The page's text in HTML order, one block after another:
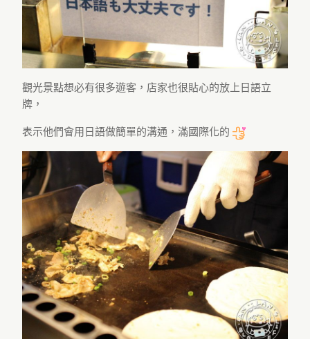
觀光景點想必有很多遊客，店家也很貼心的放上日語立
牌，
表示他們會用日語做簡單的溝通，滿國際化的